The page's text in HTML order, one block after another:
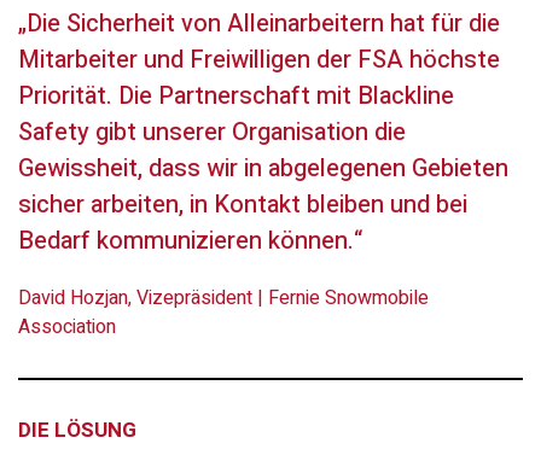
„Die Sicherheit von Alleinarbeitern hat für die
Mitarbeiter und Freiwilligen der FSA höchste
Priorität. Die Partnerschaft mit Blackline
Safety gibt unserer Organisation die
Gewissheit, dass wir in abgelegenen Gebieten
sicher arbeiten, in Kontakt bleiben und bei
Bedarf kommunizieren können.“
David Hozjan, Vizepräsident | Fernie Snowmobile
Association
DIE LÖSUNG